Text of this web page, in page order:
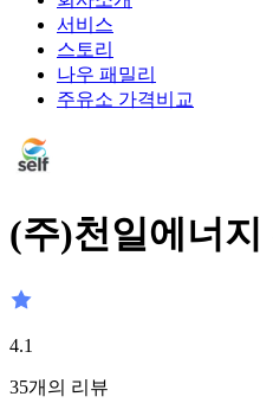
서비스
스토리
나우 패밀리
주유소 가격비교
(주)천일에너
4.1
35개의 리뷰